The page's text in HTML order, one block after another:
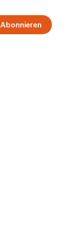
Abonnieren